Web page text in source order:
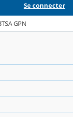
Se connecter
GPN